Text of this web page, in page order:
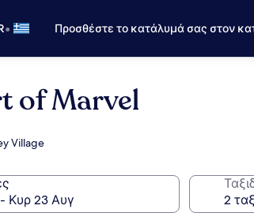
• Προσθέστε το κατάλυμά σας στον
of Marvel
Village